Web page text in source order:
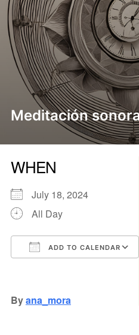
Meditación
WHEN
July 18, 2024
All Day
ADD TO CALENDAR
Byana_mora